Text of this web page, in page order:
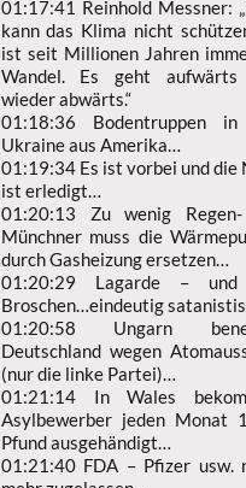
01:17:41 Reinhold Messner:
kann das Klima nicht
ist seit Millionen Jahren
Wandel. Es geht aufwärts
wieder abwärts.“
01:18:36 Bodentruppen
Ukraine aus Amerika…
01:19:34 Es ist vorbei und die
ist erledigt…
01:20:13 Zu wenig
Münchner muss die
durch Gasheizung ersetzen…
01:20:29 Lagarde –
Broschen…eindeutig
01:20:58 Ungarn
Deutschland wegen
(nur die linke Partei)…
01:21:14 In Wales
Asylbewerber jeden Monat
Pfund ausgehändigt…
01:21:40 FDA – Pfizer usw.